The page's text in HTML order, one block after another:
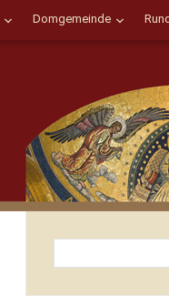
Domgemeinde